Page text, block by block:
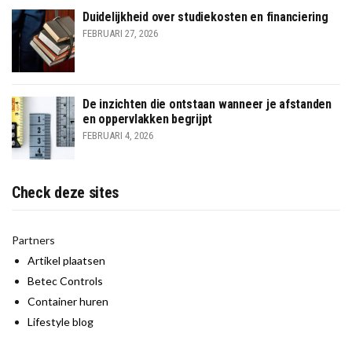
Duidelijkheid over studiekosten en financiering
FEBRUARI 27, 2026
De inzichten die ontstaan wanneer je afstanden
en oppervlakken begrijpt
FEBRUARI 4, 2026
Check deze sites
Partners
Artikel plaatsen
Betec Controls
Container huren
Lifestyle blog